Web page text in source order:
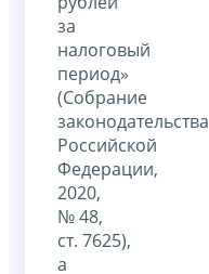
за
налоговый
период»
(Собрание
законодательства
Российской
Федерации,
2020,
№ 48,
ст. 7625),
а